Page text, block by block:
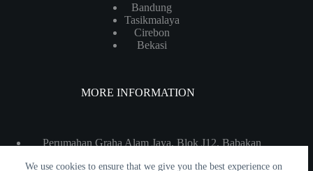
We use cookies to ensure that we give you the best experience on
Bandung
Tasikmalaya
Cirebon
Bekasi
MORE INFORMATION
Perumahan Graha Alam Jaya, Blok J12, Babakan
Barat 45193